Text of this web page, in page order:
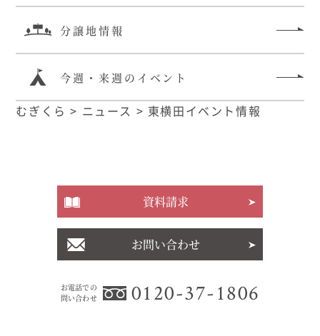
分譲地情報
今週・来週のイベント
むぎくら > ニュース > 東横田イベント情報
お電話での
問い合わせ
0120-37-1806
資料請求
お問い合わせ